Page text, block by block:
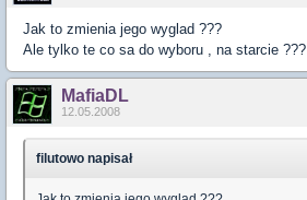
Jak to zmienia jego wyglad ???
Ale tylko te co sa do wyboru , na starcie ???
MafiaDL
12.05.2008
filutowo napisał